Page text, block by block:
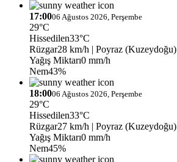
17:0006 Ağustos 2026, Perşembe
29°C
Hissedilen33°C
Rüzgar28 km/h | Poyraz (Kuzeydoğu)
Yağış Miktarı0 mm/h
Nem43%
18:0006 Ağustos 2026, Perşembe
29°C
Hissedilen33°C
Rüzgar27 km/h | Poyraz (Kuzeydoğu)
Yağış Miktarı0 mm/h
Nem45%